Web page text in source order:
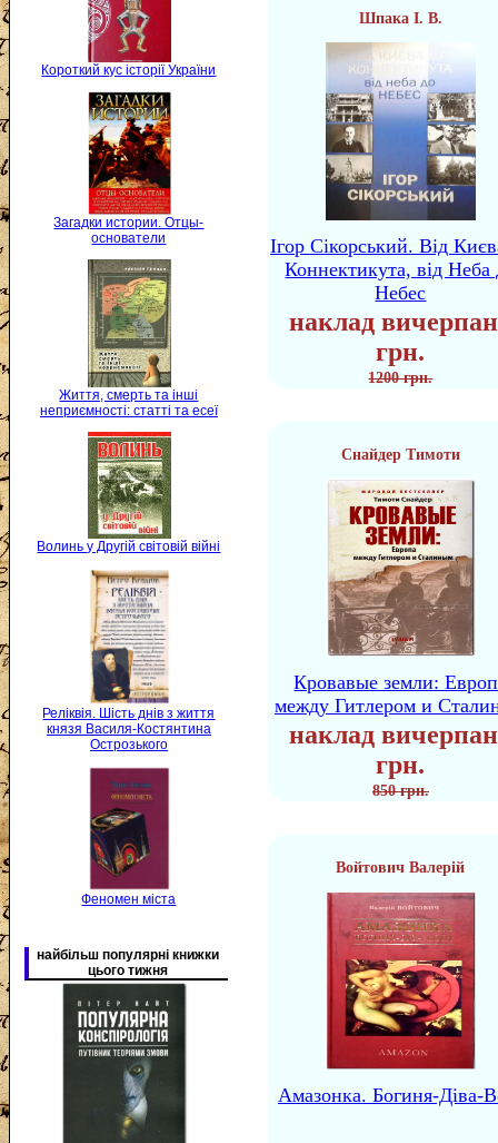
Короткий кус історії України
Загадки истории. Отцы-
основатели
Життя, смерть та інші
неприємності: статті та есеї
Волинь у Другій світовій війні
Реліквія. Шість днів з життя
князя Василя-Костянтина
Острозького
Феномен міста
найбільш популярні книжки
цього тижня
Шпака І. В.
Ігор Сікорський. Від
Коннектикута, від Неба
Небес
наклад
грн.
1200 грн.
Снайдер Тимоти
Кровавые земли:
между Гитлером и
наклад
грн.
850 грн.
Войтович Валерій
Амазонка. Богиня-Діва-